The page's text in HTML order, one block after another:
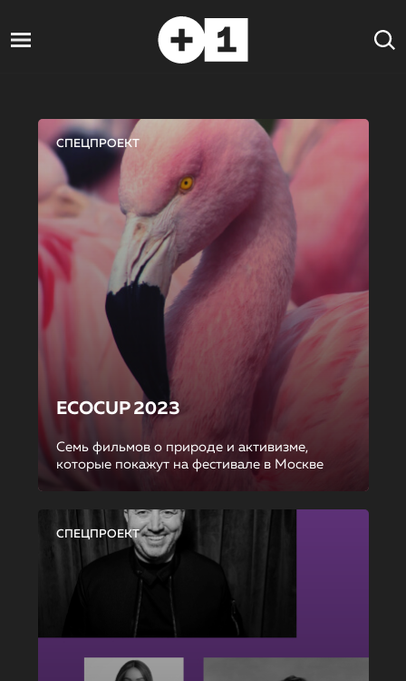
СПЕЦПРОЕКТ
ECOCUP 2023
Семь фильмов о природе и активизме,
которые покажут на фестивале в Москве
СПЕЦПРОЕКТ